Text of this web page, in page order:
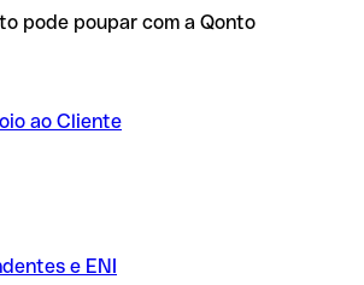
pode poupar com a Qonto
ao Cliente
e ENI